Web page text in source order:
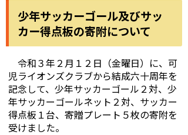
少年サッカーゴール及びサッ
カー得点板の寄附について
令和３年２月１２日（金曜日）に、可
児ライオンズクラブから結成六十周年を
記念して、少年サッカーゴール２対、少
年サッカーゴールネット２対、サッカー
得点板１台、寄贈プレート５枚の寄附を
受けました。